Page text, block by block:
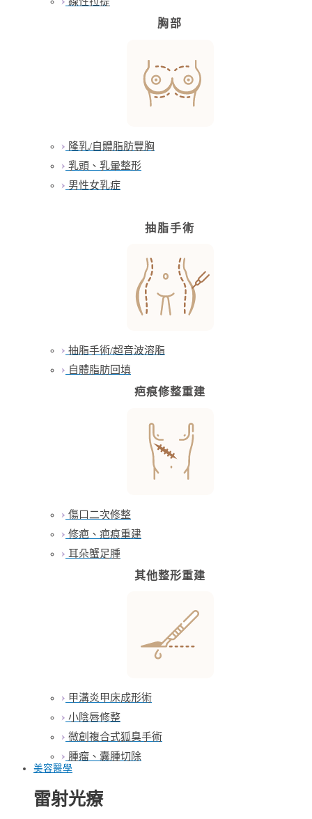
胸部
隆乳/自體脂肪豐胸
乳頭、乳暈整形
男性女乳症
抽脂手術
抽脂手術/超音波溶脂
自體脂肪回填
疤痕修整重建
傷口二次修整
修疤、疤痕重建
耳朵蟹足腫
其他整形重建
甲溝炎甲床成形術
小陰唇修整
微創複合式狐臭手術
腫瘤、囊腫切除
美容醫學
雷射光療